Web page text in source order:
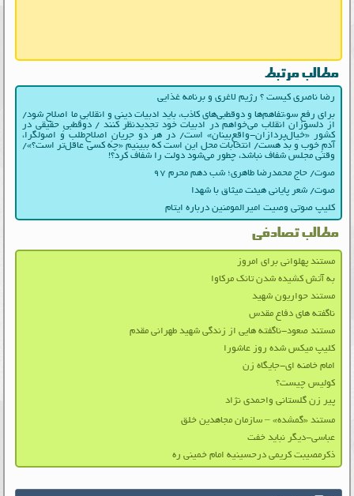
مطالب مرتبط
رضا ناصری کیست ؟ رژیم لاغری و برنامه غذایی
برای رفع سوءتفاهم‌ها و دوقطبی‌های کاذب، باید ادبیات دینی و انقلابیِ ما اصلاح شود/
از دلسوزان انقلاب می‌خواهم در ادبیات‌ خود تجدیدنظر کنند / دوقطبیِ حقیقی در
کشور «خیال‌پردازان-واقع‌بینان» است/ در هر دو جریانِ اصلاح‌طلب و اصولگرا،
آدمِ خوب و بد هست/ انتخابات محل این است که ببینیم «چه کسی عاقل‌تر است؟»/
وقتی مجلس شفاف نباشد، چطور می‌شود دولت را شفاف کرد؟!
صوت/ حاج محمدرضا طاهری؛ شب دهم محرم ۹۷
صوت/ شعر پایانی هیئت میثاق با شهدا
کلیپ صوتی وصیت امیرالمومنین درباره ایتام
مطالب تصادفی
مستند پهلوانی برای امروز
به آتش کشیده شدن تانک مرکاوا
مستند حواریون شهید
ناگفته های دفاع مقدس
مستند صعود-ناگفته‌ هایی از زندگی شهید طهرانی‌ مقدم
کلیپ میکس شده روز عاشورا
امام خامنه ای-جایگاه زن
کولیس چیست؟
پیر زن گلستانی واحمدی نژاد
مستند «گمشده» – سازمان مجاهدین خلق
عباسی-دیگر نباید خفت
ذکرمصیبت کریمی درحسینیه امام خمینی ره